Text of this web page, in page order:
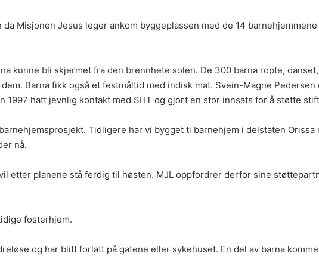
Misjonen Jesus leger ankom byggeplassen med de 14
kunne bli skjermet fra den brennhete solen. De 300 barna ropte,
Barna fikk også et festmåltid med indisk mat. Svein-Magne Pedersen
1997 hatt jevnlig kontakt med SHT og gjort en stor innsats for å støtte
Tidligere har vi bygget ti barnehjem i delstaten Orissa
nå.
etter planene stå ferdig til høsten. MJL oppfordrer derfor sine
fosterhjem.
og har blitt forlatt på gatene eller sykehuset. En del av barna